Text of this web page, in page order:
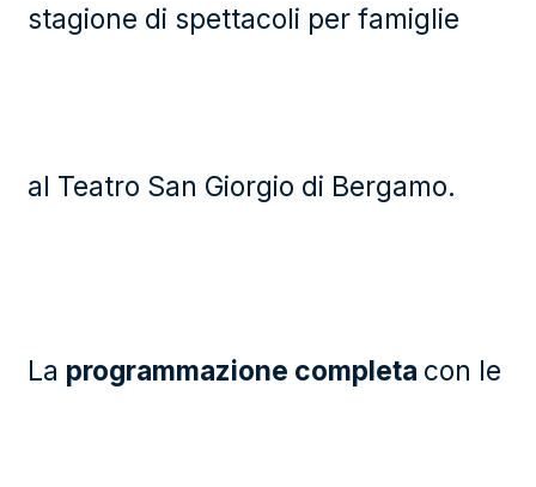
stagione di spettacoli per famiglie
al Teatro San Giorgio di Bergamo.
La programmazione completa con le